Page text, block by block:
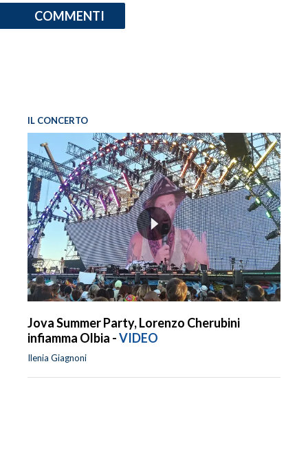
COMMENTI
IL CONCERTO
Jova Summer Party, Lorenzo Cherubini
infiamma Olbia -VIDEO
Ilenia Giagnoni